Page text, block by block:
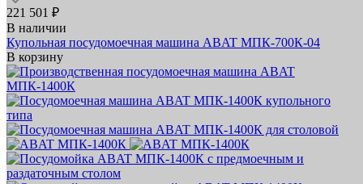
221 501 ₽
В наличии
Купольная посудомоечная машина ABAT МПК‑700К‑04
В корзину